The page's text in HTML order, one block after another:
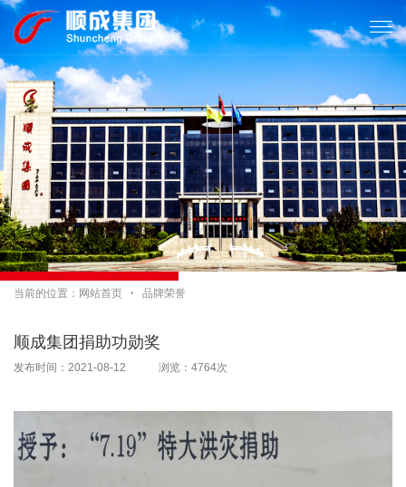

当前的位置： 网站首页  品牌荣誉
顺成集团捐助功勋奖
发布时间：2021-08-12 浏览：4764次